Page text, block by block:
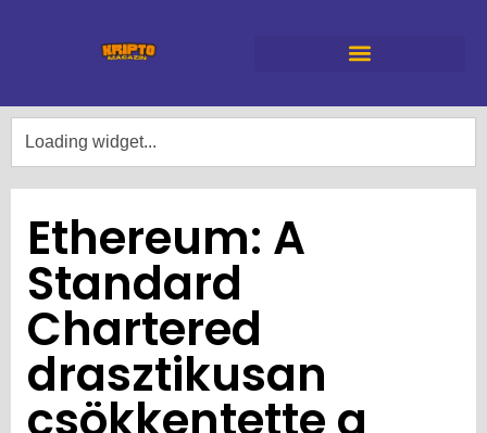
Ethereum: A
Standard
Chartered
drasztikusan